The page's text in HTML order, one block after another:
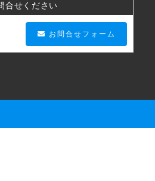
合せください
お問合せフォーム